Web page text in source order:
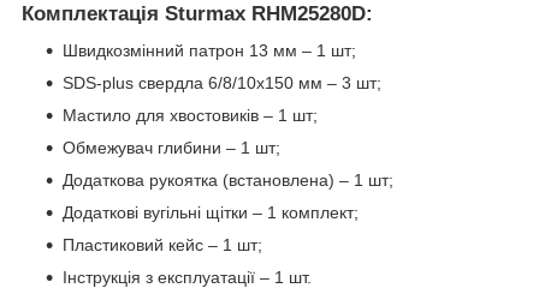
Комплектація Sturmax RHM25280D:
Швидкозмінний патрон 13 мм – 1 шт;
SDS-plus свердла 6/8/10х150 мм – 3 шт;
Мастило для хвостовиків – 1 шт;
Обмежувач глибини – 1 шт;
Додаткова рукоятка (встановлена) – 1 шт;
Додаткові вугільні щітки – 1 комплект;
Пластиковий кейс – 1 шт;
Інструкція з експлуатації – 1 шт.